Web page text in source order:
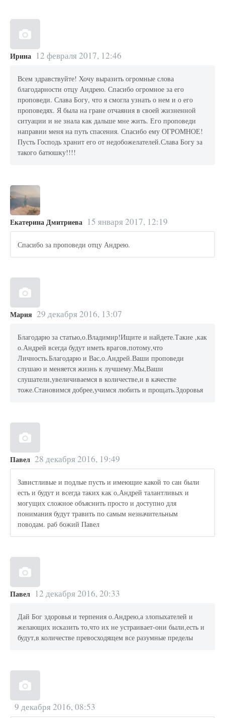
Ирина 12 февраля 2017, 12:46
Всем здравствуйте! Хочу выразить огромные слова
благодарности отцу Андрею. Спасибо огромное за его
проповеди. Слава Богу, что я смогла узнать о нем и о его
проповедях. Я была на гране отчаяния в своей жизненной
ситуации и не знала как дальше мне жить. Его проповеди
направии меня на путь спасения. Спасибо ему ОГРОМНОЕ!
Пусть Господь хранит его от недобожелателей.Слава Богу за
такого батюшку!!!!
Екатерина Дмитриева 15 января 2017, 12:19
Спасибо за проповеди отцу Андрею.
Мария 29 декабря 2016, 13:07
Благодарю за статью,о.Владимир!Ищите и найдете.Такие ,как
о.Андрей всегда будут иметь врагов,потому,что
Личность.Благодарю и Вас,о.Андрей.Ваши проповеди
слушаю и меняется жизнь к лучшему.Мы,Ваши
слушатели,увеличиваемся в количестве,и в качестве
тоже.Становимся добрее,учимся любить и прощать.Здоровья
Павел 28 декабря 2016, 19:49
Завистливые и подлые пусть и имеющие какой то сан были
есть и будут и всегда таких как о,Андрей талантливых и
могущих сложное объяснить просто и доступно для
понимания будут травить по самым незначительным
поводам. раб божий Павел
Павел 12 декабря 2016, 20:33
Дай Бог здоровья и терпения о.Андрею,а злопыхателей и
желающих исказить то,что их не устраивает-они были,есть и
будут,в количестве превосходящем все разумные пределы
9 декабря 2016, 08:53